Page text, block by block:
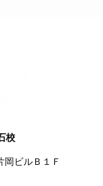
校
岡ビルＢ１Ｆ